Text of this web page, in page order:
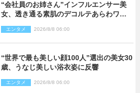
“会社員のお姉さん”インフルエンサー美
女、透き通る素肌のデコルテあらわワン
エンタメ 2026/8/8 06:00
“世界で最も美しい顔100人”選出の美女30
歳、うなじ美しい浴衣姿に反響
エンタメ 2026/8/8 06:00